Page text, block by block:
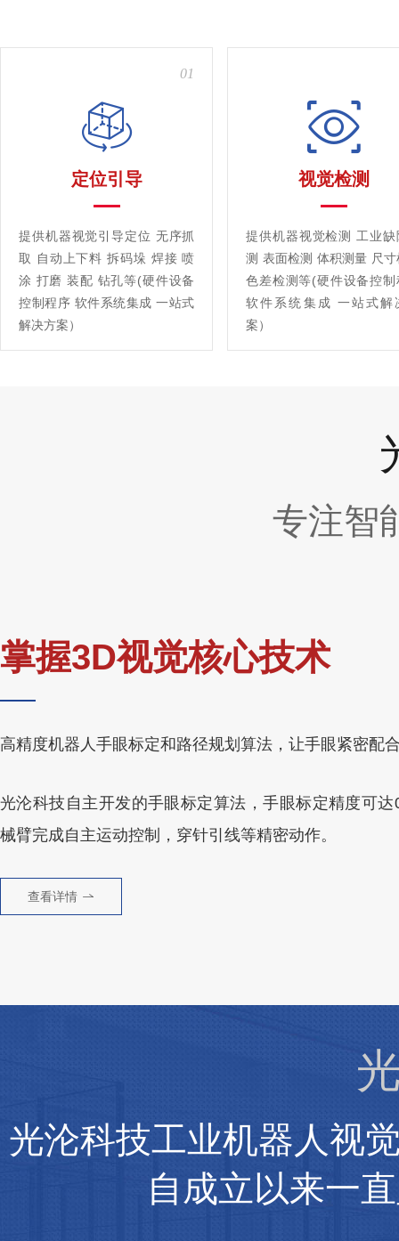
01
定位引导
提供机器视觉引导定位 无序抓
取 自动上下料 拆码垛 焊接 喷
涂 打磨 装配 钻孔等(硬件设备
控制程序 软件系统集成 一站式
解决方案）
视觉检测
提供机器视觉检测 工业缺
测 表面检测 体积测量 尺寸
色差检测等(硬件设备控制
软件系统集成 一站式解
案）
专注智
掌握3D视觉核心技术
高精度机器人手眼标定和路径规划算法，让手眼紧密配
光沦科技自主开发的手眼标定算法，手眼标定精度可
械臂完成自主运动控制，穿针引线等精密动作。
查看详情
光沦科技工业机器人视
自成立以来一